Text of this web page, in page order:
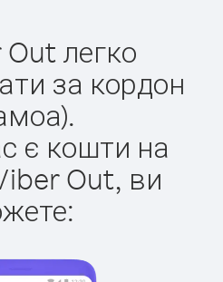
Out легко
за кордон
є кошти на
Out, ви